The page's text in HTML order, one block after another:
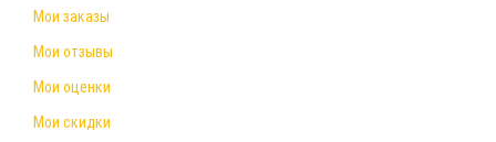
Мои заказы
Мои отзывы
Мои оценки
Мои скидки